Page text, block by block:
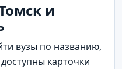
и
вузы по названию,
карточки